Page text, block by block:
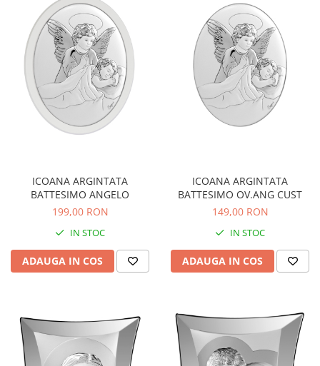
ICOANA ARGINTATA
BATTESIMO ANGELO
199,00 RON
IN STOC
ADAUGA IN COS
ICOANA ARGINTATA
BATTESIMO OV.ANG CUST
149,00 RON
IN STOC
ADAUGA IN COS